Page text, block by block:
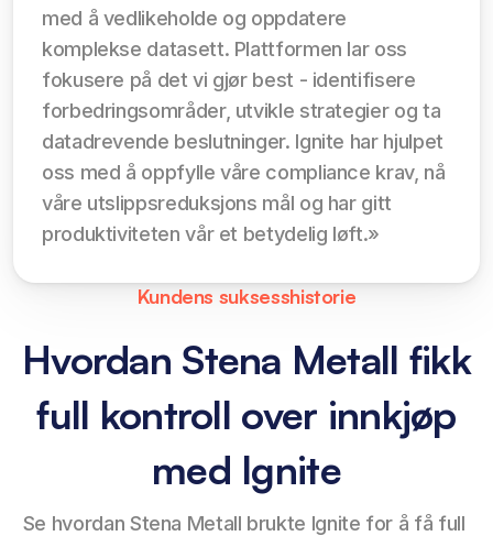
med å vedlikeholde og oppdatere
komplekse datasett. Plattformen lar oss
fokusere på det vi gjør best - identifisere
forbedringsområder, utvikle strategier og ta
datadrevende beslutninger. Ignite har hjulpet
oss med å oppfylle våre compliance krav, nå
våre utslippsreduksjons mål og har gitt
produktiviteten vår et betydelig løft.»
Kundens suksesshistorie
Hvordan Stena Metall fikk
full kontroll over innkjøp
med Ignite
Se hvordan Stena Metall brukte Ignite for å få full